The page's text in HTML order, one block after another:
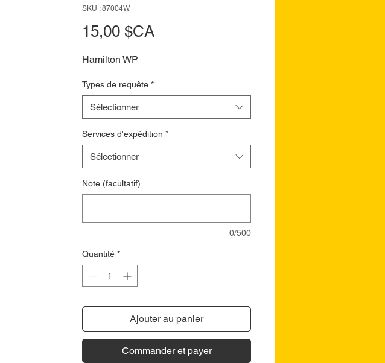
SKU : 87004W
15,00 $CAPrix
Hamilton WP
Types de requête *
Sélectionner
Services d'expédition *
Sélectionner
Note (facultatif)
0/500
Quantité *
Ajouter au panier
Commander et payer